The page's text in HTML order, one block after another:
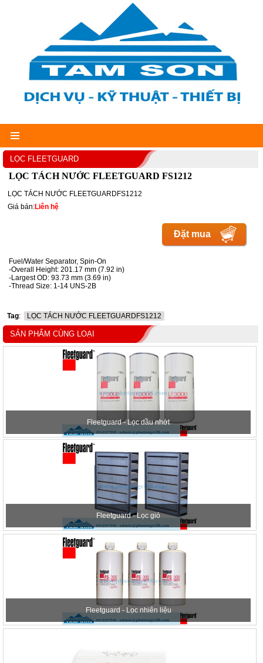
LỌC FLEETGUARD
LỌC TÁCH NƯỚC FLEETGUARD FS1212
LỌC TÁCH NƯỚC FLEETGUARDFS1212
Giá bán:Liên hệ
Đặt mua
Fuel/Water Separator, Spin-On
-Overall Height: 201.17 mm (7.92 in)
-Largest OD: 93.73 mm (3.69 in)
-Thread Size: 1-14 UNS-2B
Tag: LỌC TÁCH NƯỚC FLEETGUARDFS1212
SẢN PHẨM CÙNG LOẠI
Fleetguard - Lọc dầu nhớt
Fleetguard - Lọc gió
Fleetguard - Lọc nhiên liệu